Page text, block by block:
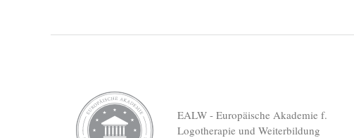
EALW - Europäische Akademie f.
Logotherapie und Weiterbildung